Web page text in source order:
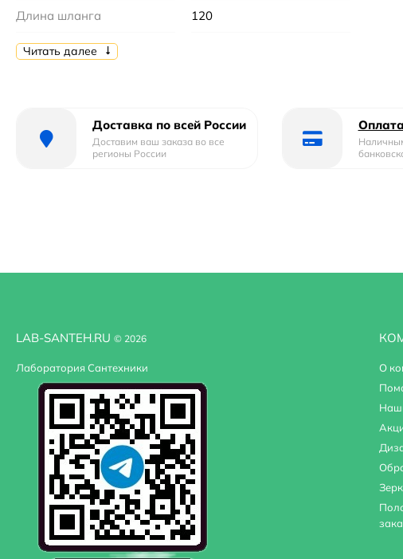
Длина шланга 120
Стилистика дизайна
Гарантийный срок 5 лет
Стандарт подводки 1/2"
Читать далее
Доставка по всей России
Доставим ваш заказа во все
регионы России
LAB-SANTEH.RU © 2026
Лаборатория Сантехники
О